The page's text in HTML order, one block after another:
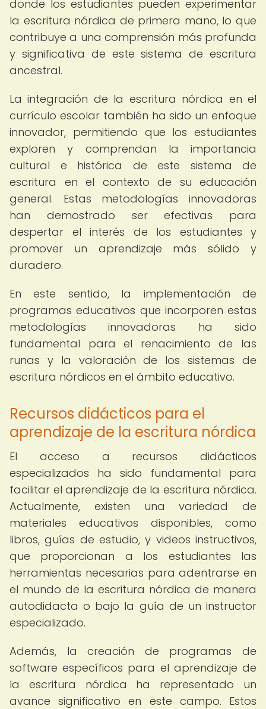
donde los estudiantes pueden experimentar
la escritura nórdica de primera mano, lo que
contribuye a una comprensión más profunda
y significativa de este sistema de escritura
ancestral.
La integración de la escritura nórdica en el
currículo escolar también ha sido un enfoque
innovador, permitiendo que los estudiantes
exploren y comprendan la importancia
cultural e histórica de este sistema de
escritura en el contexto de su educación
general. Estas metodologías innovadoras
han demostrado ser efectivas para
despertar el interés de los estudiantes y
promover un aprendizaje más sólido y
duradero.
En este sentido, la implementación de
programas educativos que incorporen estas
metodologías innovadoras ha sido
fundamental para el renacimiento de las
runas y la valoración de los sistemas de
escritura nórdicos en el ámbito educativo.
Recursos didácticos para el
aprendizaje de la escritura nórdica
El acceso a recursos didácticos
especializados ha sido fundamental para
facilitar el aprendizaje de la escritura nórdica.
Actualmente, existen una variedad de
materiales educativos disponibles, como
libros, guías de estudio, y videos instructivos,
que proporcionan a los estudiantes las
herramientas necesarias para adentrarse en
el mundo de la escritura nórdica de manera
autodidacta o bajo la guía de un instructor
especializado.
Además, la creación de programas de
software específicos para el aprendizaje de
la escritura nórdica ha representado un
avance significativo en este campo. Estos